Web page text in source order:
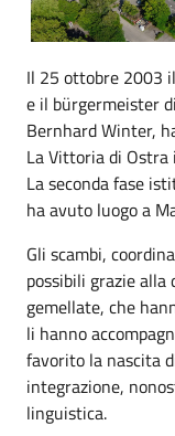
Il 25 ottobre 2003
e il bürgermeister
Bernhard Winter,
La Vittoria di
La seconda fase
ha avuto luogo a
Gli scambi,
possibili grazie
gemellate, che
li hanno
favorito la nascita
integrazione,
linguistica.